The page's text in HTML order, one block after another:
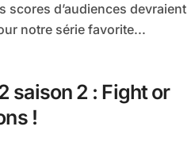
notre série favorite...
saison 2 : Fight or
!